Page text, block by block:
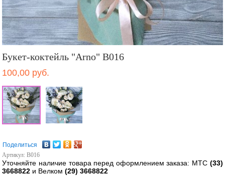
Букет-коктейль "Arno" B016
100,00 руб.
Поделиться
Артикул: B016
Уточняйте наличие товара перед оформлением заказа: МТС (33)
3668822 и Велком(29) 3668822